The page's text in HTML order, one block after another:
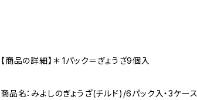
【商品の詳細】＊ 1パック＝ぎょうざ9個入
商品名：みよしのぎょうざ(チルド)/6パック入・3ケース